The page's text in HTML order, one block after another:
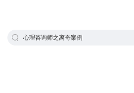
心理咨询师之离奇案例